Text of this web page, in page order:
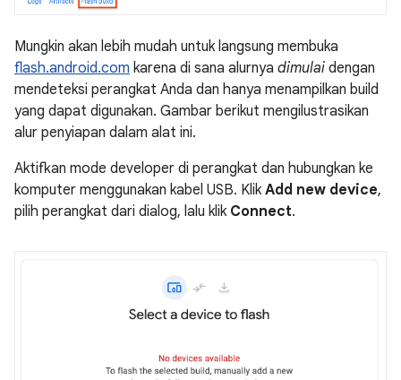
Mungkin akan lebih mudah untuk langsung membuka
flash.android.com karena di sana alurnya dimulai dengan
mendeteksi perangkat Anda dan hanya menampilkan build
yang dapat digunakan. Gambar berikut mengilustrasikan
alur penyiapan dalam alat ini.
Aktifkan mode developer di perangkat dan hubungkan ke
komputer menggunakan kabel USB. Klik Add new device,
pilih perangkat dari dialog, lalu klik Connect.